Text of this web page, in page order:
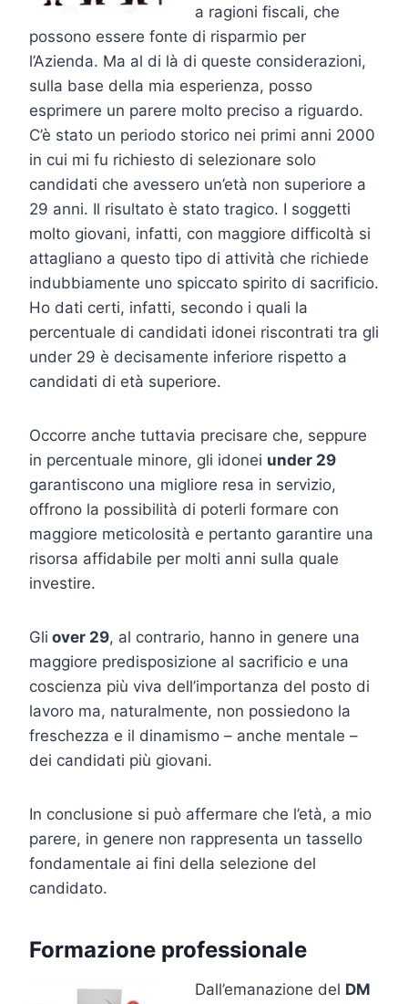
a ragioni fiscali, che
possono essere fonte di risparmio per
l’Azienda. Ma al di là di queste considerazioni,
sulla base della mia esperienza, posso
esprimere un parere molto preciso a riguardo.
C’è stato un periodo storico nei primi anni 2000
in cui mi fu richiesto di selezionare solo
candidati che avessero un’età non superiore a
29 anni. Il risultato è stato tragico. I soggetti
molto giovani, infatti, con maggiore difficoltà si
attagliano a questo tipo di attività che richiede
indubbiamente uno spiccato spirito di sacrificio.
Ho dati certi, infatti, secondo i quali la
percentuale di candidati idonei riscontrati tra gli
under 29 è decisamente inferiore rispetto a
candidati di età superiore.
Occorre anche tuttavia precisare che, seppure
in percentuale minore, gli idonei under 29
garantiscono una migliore resa in servizio,
offrono la possibilità di poterli formare con
maggiore meticolosità e pertanto garantire una
risorsa affidabile per molti anni sulla quale
investire.
Gli over 29, al contrario, hanno in genere una
maggiore predisposizione al sacrificio e una
coscienza più viva dell’importanza del posto di
lavoro ma, naturalmente, non possiedono la
freschezza e il dinamismo – anche mentale –
dei candidati più giovani.
In conclusione si può affermare che l’età, a mio
parere, in genere non rappresenta un tassello
fondamentale ai fini della selezione del
candidato.
Formazione professionale
Dall’emanazione del DM